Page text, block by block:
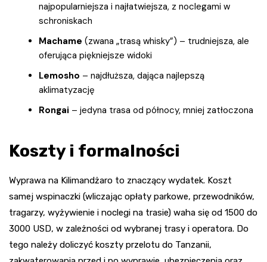
najpopularniejsza i najłatwiejsza, z noclegami w
schroniskach
Machame (zwana „trasą whisky”) – trudniejsza, ale
oferująca piękniejsze widoki
Lemosho – najdłuższa, dająca najlepszą
aklimatyzację
Rongai – jedyna trasa od północy, mniej zatłoczona
Koszty i formalności
Wyprawa na Kilimandżaro to znaczący wydatek. Koszt
samej wspinaczki (wliczając opłaty parkowe, przewodników,
tragarzy, wyżywienie i noclegi na trasie) waha się od 1500 do
3000 USD, w zależności od wybranej trasy i operatora. Do
tego należy doliczyć koszty przelotu do Tanzanii,